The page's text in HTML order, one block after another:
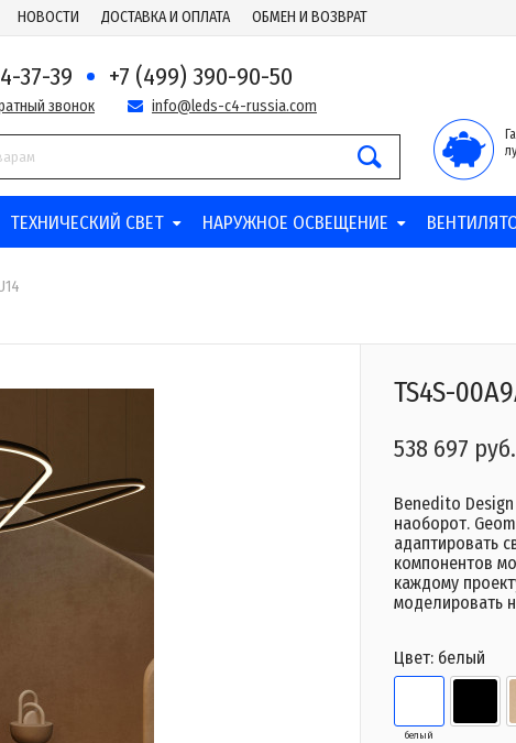
НОВОСТИ ДОСТАВКА И ОПЛАТА ОБМЕН И ВОЗВРАТ
37-39 +7 (499) 390-90-50
звонок info@leds-c4-russia.com
ТЕХНИЧЕСКИЙ СВЕТ НАРУЖНОЕ ОСВЕЩЕНИЕ
TS4S-
538 697 руб.
Benedito
наоборот.
адаптировать
компонентов
каждому
моделировать
Цвет: белый
белый